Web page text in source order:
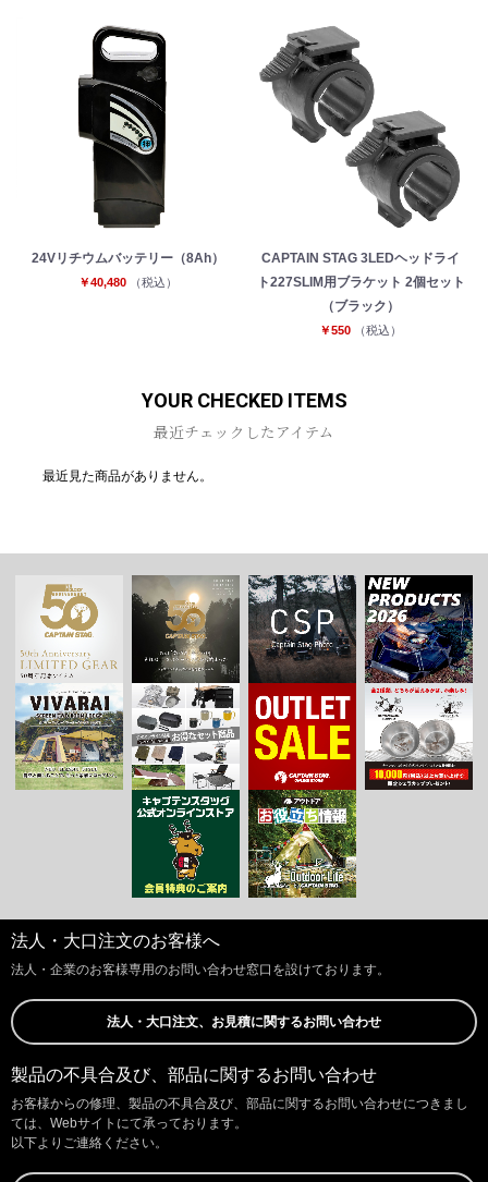
24Vリチウムバッテリー（8Ah）
￥40,480 （税込）
CAPTAIN STAG 3LEDヘッドライ
ト227SLIM用ブラケット 2個セット
（ブラック）
￥550 （税込）
YOUR CHECKED ITEMS
最近チェックしたアイテム
最近見た商品がありません。
法人・大口注文のお客様へ
法人・企業のお客様専用のお問い合わせ窓口を設けております。
法人・大口注文、お見積に関するお問い合わせ
製品の不具合及び、部品に関するお問い合わせ
お客様からの修理、製品の不具合及び、部品に関するお問い合わせにつきまし
ては、Webサイトにて承っております。
以下よりご連絡ください。